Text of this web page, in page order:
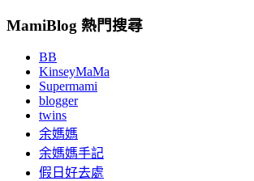
MamiBlog 熱門搜尋
BB
KinseyMaMa
Supermami
blogger
twins
余媽媽
余媽媽手記
假日好去處